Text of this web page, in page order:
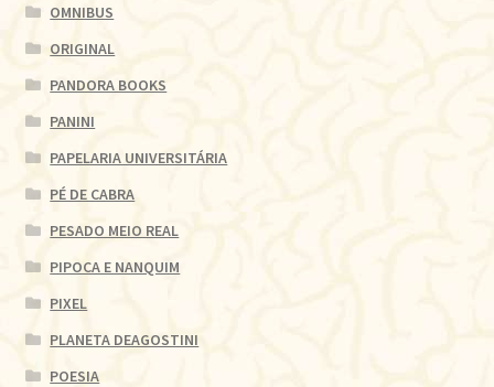
OMNIBUS
ORIGINAL
PANDORA BOOKS
PANINI
PAPELARIA UNIVERSITÁRIA
PÉ DE CABRA
PESADO MEIO REAL
PIPOCA E NANQUIM
PIXEL
PLANETA DEAGOSTINI
POESIA